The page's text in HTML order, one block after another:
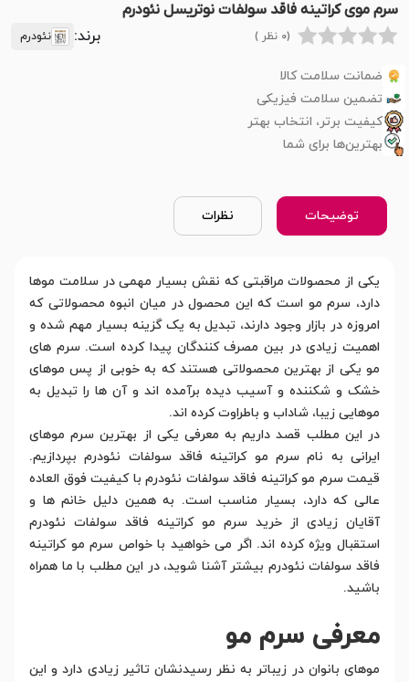
سرم موی کراتینه فاقد سولفات نوتریسل نئودرم
(0 نظر ) برند: نئودرم
ضمانت سلامت کالا
تضمین سلامت فیزیکی
کیفیت برتر، انتخاب بهتر
بهترین‌ها برای شما
توضیحات نظرات
یکی از محصولات مراقبتی که نقش بسیار مهمی در سلامت موها
دارد، سرم مو است که این محصول در میان انبوه محصولاتی که
امروزه در بازار وجود دارند، تبدیل به یک گزینه بسیار مهم شده و
اهمیت زیادی در بین مصرف کنندگان پیدا کرده است. سرم های
مو یکی از بهترین محصولاتی هستند که به خوبی از پس موهای
خشک و شکننده و آسیب دیده برآمده اند و آن ها را تبدیل به
موهایی زیبا، شاداب و باطراوت کرده اند.
در این مطلب قصد داریم به معرفی یکی از بهترین سرم موهای
ایرانی به نام سرم مو کراتینه فاقد سولفات نئودرم بپردازیم.
قیمت سرم مو کراتینه فاقد سولفات نئودرم با کیفیت فوق العاده
عالی که دارد، بسیار مناسب است. به همین دلیل خانم ها و
آقایان زیادی از خرید سرم مو کراتینه فاقد سولفات نئودرم
استقبال ویژه کرده اند. اگر می خواهید با خواص سرم مو کراتینه
فاقد سولفات نئودرم بیشتر آشنا شوید، در این مطلب با ما همراه
باشید.
معرفی سرم مو
موهای بانوان در زیباتر به نظر رسیدنشان تاثیر زیادی دارد و این